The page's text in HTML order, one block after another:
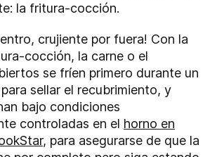
la fritura-cocción.
crujiente por fuera! Con la
cocción, la carne o el
se fríen primero durante un
sellar el recubrimiento, y
bajo condiciones
controladas en el horno en
, para asegurarse de que la